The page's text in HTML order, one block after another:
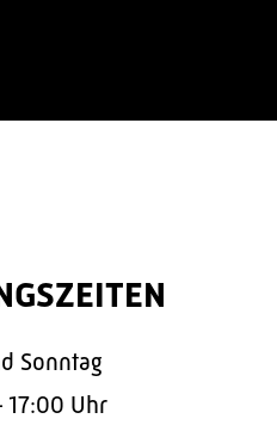
Sonntag
17:00 Uhr